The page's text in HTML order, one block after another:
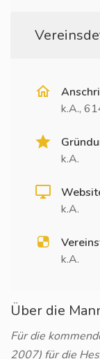
k.A.,
k.A.
k.A.
k.A.
Über die
Für die
2007) für die